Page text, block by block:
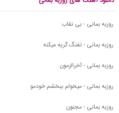
روزبه بمانی - بی نقاب
روزبه بمانی - تفنگ گریه میکنه
روزبه بمانی - آخرالزمون
روزبه بمانی - میخوام ببخشم خودمو
روزبه بمانی - مجنون